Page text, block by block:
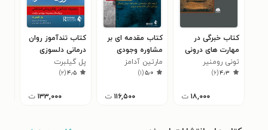
کتاب خبرگی در
مهارت های درونی
روان درمانی
تونی رومنیر
۴٫۳(۶)
۱۸,۰۰۰ ت
کتاب مقدمه ای بر
مشاوره وجودی
مارتین آدامز
۵٫۰(۱)
۱۱۶,۵۰۰ ت
کتاب تندآموز روان
درمانی دلسوزی
مدار
پل گیلبرت
۴٫۵(۲)
۱۳۳,۰۰۰ ت